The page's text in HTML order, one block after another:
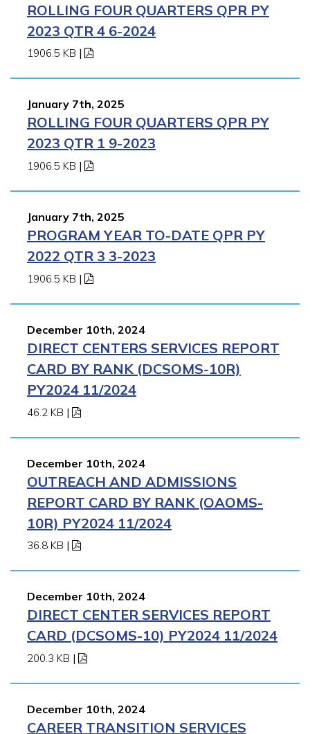
ROLLING FOUR QUARTERS QPR PY
2023 QTR 4 6-2024
1906.5 KB |
January 7th, 2025
ROLLING FOUR QUARTERS QPR PY
2023 QTR 1 9-2023
1906.5 KB |
January 7th, 2025
PROGRAM YEAR TO-DATE QPR PY
2022 QTR 3 3-2023
1906.5 KB |
December 10th, 2024
DIRECT CENTERS SERVICES REPORT
CARD BY RANK (DCSOMS-10R)
PY2024 11/2024
46.2 KB |
December 10th, 2024
OUTREACH AND ADMISSIONS
REPORT CARD BY RANK (OAOMS-
10R) PY2024 11/2024
36.8 KB |
December 10th, 2024
DIRECT CENTER SERVICES REPORT
CARD (DCSOMS-10) PY2024 11/2024
200.3 KB |
December 10th, 2024
CAREER TRANSITION SERVICES